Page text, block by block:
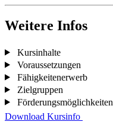
Weitere Infos
Kursinhalte
Voraussetzungen
Fähigkeitenerwerb
Zielgruppen
Förderungsmöglichkeiten
Download Kursinfo